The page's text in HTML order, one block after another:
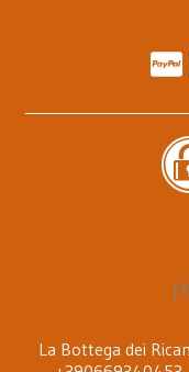
La Bottega dei